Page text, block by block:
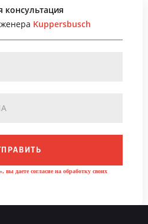
консультация
Kuppersbusch
даете согласие на обработку своих